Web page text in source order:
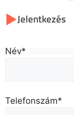
Jelentkezés
Név*
Telefonszám*